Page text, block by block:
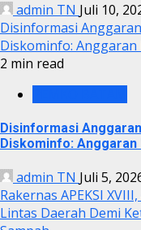
admin TN Juli 10,
Disinformasi
Diskominfo: Anggaran
2 min read
Disinformasi
Diskominfo: Anggaran
admin TN Juli 5,
Rakernas APEKSI
Lintas Daerah Demi